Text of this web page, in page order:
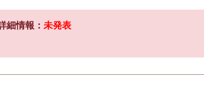
細情報： 未発表